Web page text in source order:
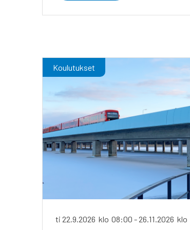
Koulutukset
ti 22.9.2026 klo 08:00 -26.11.2026 klo